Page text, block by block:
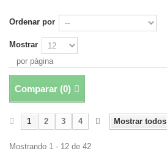
Ordenar por
Mostrar
por página
Comparar (0)
Mostrar todos
1 2 3 4
Mostrando 1 - 12 de 42